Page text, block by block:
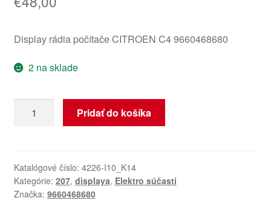
Display rádia počítače CITROEN C4 9660468680
2 na sklade
Displej
Citroën
C4
9660468680
Pridať do košíka
Katalógové číslo: 4226-I10_K14
Kategórie: 207, displaya, Elektro súčasti
Značka: 9660468680